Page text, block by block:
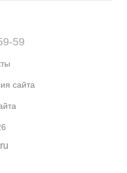
59
сайта
ru